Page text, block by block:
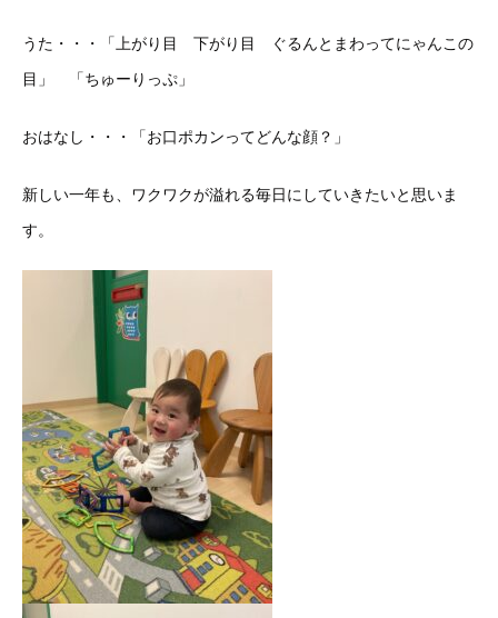
うた・・・「上がり目 下がり目 ぐるんとまわってにゃんこの
目」 「ちゅーりっぷ」
おはなし・・・「お口ポカンってどんな顔？」
新しい一年も、ワクワクが溢れる毎日にしていきたいと思いま
す。